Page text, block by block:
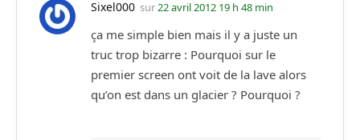
Sixel000 sur22 avril 2012 19 h 48 min
ça me simple bien mais il y a juste un
truc trop bizarre : Pourquoi sur le
premier screen ont voit de la lave alors
qu’on est dans un glacier ? Pourquoi ?